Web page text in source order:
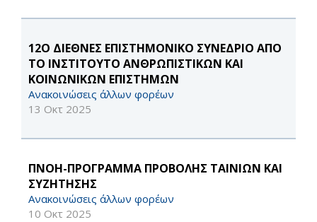
12Ο ΔΙΕΘΝΕΣ ΕΠΙΣΤΗΜΟΝΙΚΟ ΣΥΝΕΔΡΙΟ ΑΠΟ
ΤΟ ΙΝΣΤΙΤΟΥΤΟ ΑΝΘΡΩΠΙΣΤΙΚΩΝ ΚΑΙ
ΚΟΙΝΩΝΙΚΩΝ ΕΠΙΣΤΗΜΩΝ
Ανακοινώσεις άλλων φορέων
13 Οκτ 2025
ΠΝΟΗ-ΠΡΟΓΡΑΜΜΑ ΠΡΟΒΟΛΗΣ ΤΑΙΝΙΩΝ ΚΑΙ
ΣΥΖΗΤΗΣΗΣ
Ανακοινώσεις άλλων φορέων
10 Οκτ 2025